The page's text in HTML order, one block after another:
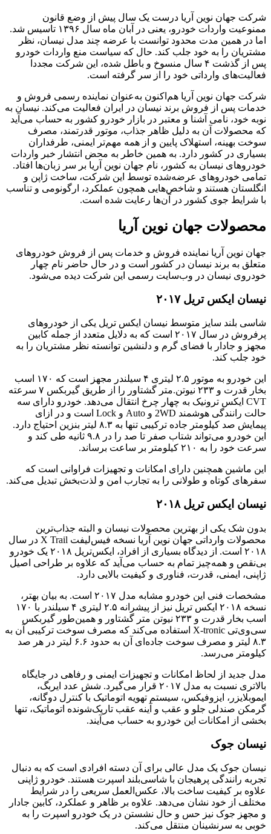
شرکت جهان نوین آریا درست یک سال پیش از وضع قانون
ممنوعیت واردات خودرو، یعنی در آبان ماه سال ۱۳۹۶ تاسیس شد.
اما در همین مدت محدود توانست با عرضه چند مدل نیسان، نظر
مشتریان را به خود جلب کند. حال که سیاست منع واردات خودرو
پس از گذشت ۴ سال منسوخ و باطل شده، این شرکت مجددا
فعالیت‌های وارداتی خود را از سر گرفته است.
شرکت جهان نوین آریا هم‌اکنون به‌عنوان نماینده رسمی فروش و
خدمات پس از فروش برند نیسان در ایران فعالیت می‌کند. نیسان به
نوبه خود، نامی آشنا و معتبر در بازار خودرو کشور به حساب می‌آید
که محصولات آن به دلیل ظاهر جذاب، موتور قدرتمند، مصرف
سوخت بهینه، استهلاک پایین و از همه مهم‌تر ایمنی، طرفداران
بسیاری در کشور دارد. به همین خاطر به محض انتشار خبر واردات
خودروهای نیسان به کشور، نام جهان نوین آریا بر سر زبان‌ها افتاد.
تمامی خودروهای عرضه‌شده توسط این شرکت، ساخت ژاپن و
انگلستان هستند و شاخص‌هایی همچون عملکرد، ارگونومی و تناسب
با شرایط جوی کشور در آن‌ها رعایت شده است.
محصولات جهان نوین آریا
جهان نوین آریا نماینده فروش و خدمات پس از فروش خودروهای
متعلق به برند نیسان در کشور است و در حال حاضر نام چهار
خودروی نیسان در وب‌سایت رسمی این شرکت دیده می‌شود.
نیسان ایکس تریل ۲۰۱۷
شاسی بلند سایز متوسط نیسان ایکس تریل یکی از خودروهای
پرفروش در سال ۲۰۱۷ است که به دلایل متعدد از جمله کابین
مجهز و جادار با فضای گرم و دلنشین توانسته نظر مشتریان را به
خود جلب کند.
این خودرو به موتور ۲.۵ لیتری ۴ سیلندر مجهز است که ۱۷۰ اسب
بخار قدرت و ۲۳۳ نیوتن.متر گشتاور را از طریق گیربکس ۷ سرعته
CVT ایکس ترونیک به چهار چرخ انتقال می‌دهد. خودرو دارای سه
حالت رانندگی هوشمند 2WD و Auto و Lock است و در ازای
پیمایش صد کیلومتر جاده ترکیبی تنها به ۸.۳ لیتر بنزین احتیاج دارد.
این خودرو می‌تواند شتاب صفر تا صد را در ۹.۸ ثانیه طی کند و
سرعت خود را به ۲۱۰ کیلومتر بر ساعت برساند.
این ماشین همچنین دارای امکانات و تجهیزات فراوانی است که
سفرهای کوتاه و طولانی را به تجارب امن و لذت‌بخش تبدیل می‌کند.
نیسان ایکس تریل ۲۰۱۸
بدون شک یکی از بهترین محصولات نیسان و البته جذاب‌ترین
محصولات وارداتی جهان نوین آریا نسخه فیس‌لیفت X Trail‌ در سال
۲۰۱۸ است. از دیدگاه بسیاری از افراد، ایکس‌تریل ۲۰۱۸ یک خودرو
بی‌نقص و همه‌چیز تمام به حساب می‌آید که علاوه بر طراحی اصیل
ژاپنی، ایمنی، قدرت، فناوری و کیفیت بالایی دارد.
مشخصات فنی این خودرو مشابه مدل ۲۰۱۷ است. به بیان بهتر،
نسخه ۲۰۱۸ ایکس تریل نیز از پیشرانه ۲.۵ لیتری ۴ سیلندر با ۱۷۰
اسب بخار قدرت و ۲۳۳ نیوتن متر گشتاور و همین‌طور گیربکس
سی‌وی‌تی X-tronic استفاده می‌کند که مصرف سوخت ترکیبی آن به
۸.۳ لیتر و مصرف سوخت جاده‌ای آن به حدود ۶.۶ لیتر در هر صد
کیلومتر می‌رسد.
مدل جدید از لحاظ امکانات و تجهیزات ایمنی و رفاهی در جایگاه
بالاتری نسبت به مدل ۲۰۱۷ قرار می‌گیرد. شش عدد ایربگ،
ایموبلایزر، ایزوفیکس، سیستم تهویه اتوماتیک با کنترل دوگانه،
گرمکن صندلی جلو و عقب و آینه عقب تاریک‌شونده اتوماتیک، تنها
بخشی از امکانات این خودرو به حساب می‌آیند.
نیسان جوک
نیسان جوک یک مدل عالی برای آن دسته افرادی است که به دنبال
تجربه رانندگی پرهیجان با شاسی‌بلند اسپرت هستند. خودرو ژاپنی
علاوه بر کیفیت ساخت بالا، عکس‌العمل سریعی را در شرایط
مختلف از خود نشان می‌دهد. علاوه بر ظاهر و عملکرد، کابین جادار
و مجهز جوک نیز حس و حال نشستن در یک خودرو اسپرت را به
خوبی به سرنشینان منتقل می‌کند.